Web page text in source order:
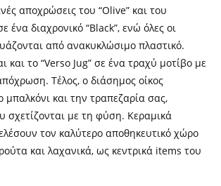
αποχρώσεις του “Olive” και του
ένα διαχρονικό “Black”, ενώ όλες οι
από ανακυκλώσιμο πλαστικό.
και το “Verso Jug” σε ένα τραχύ μοτίβο με
Τέλος, ο διάσημος οίκος
μπαλκόνι και την τραπεζαρία σας,
σχετίζονται με τη φύση. Κεραμικά
τον καλύτερο αποθηκευτικό χώρο
και λαχανικά, ως κεντρικά items του